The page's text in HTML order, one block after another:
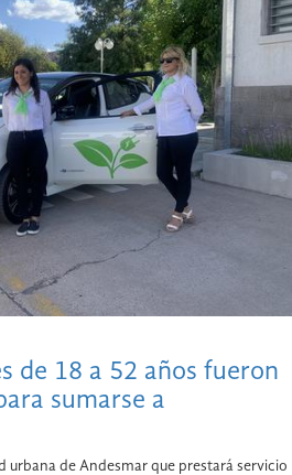
de 18 a 52 años fueron
sumarse a
de Andesmar que prestará servicio